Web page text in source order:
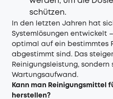
schützen.
In den letzten Jahren hat
Systemlösungen entwickelt
optimal auf ein bestimmtes
abgestimmt sind. Das
Reinigungsleistung, sondern
Wartungsaufwand.
Kann man Reinigungsmittel
herstellen?